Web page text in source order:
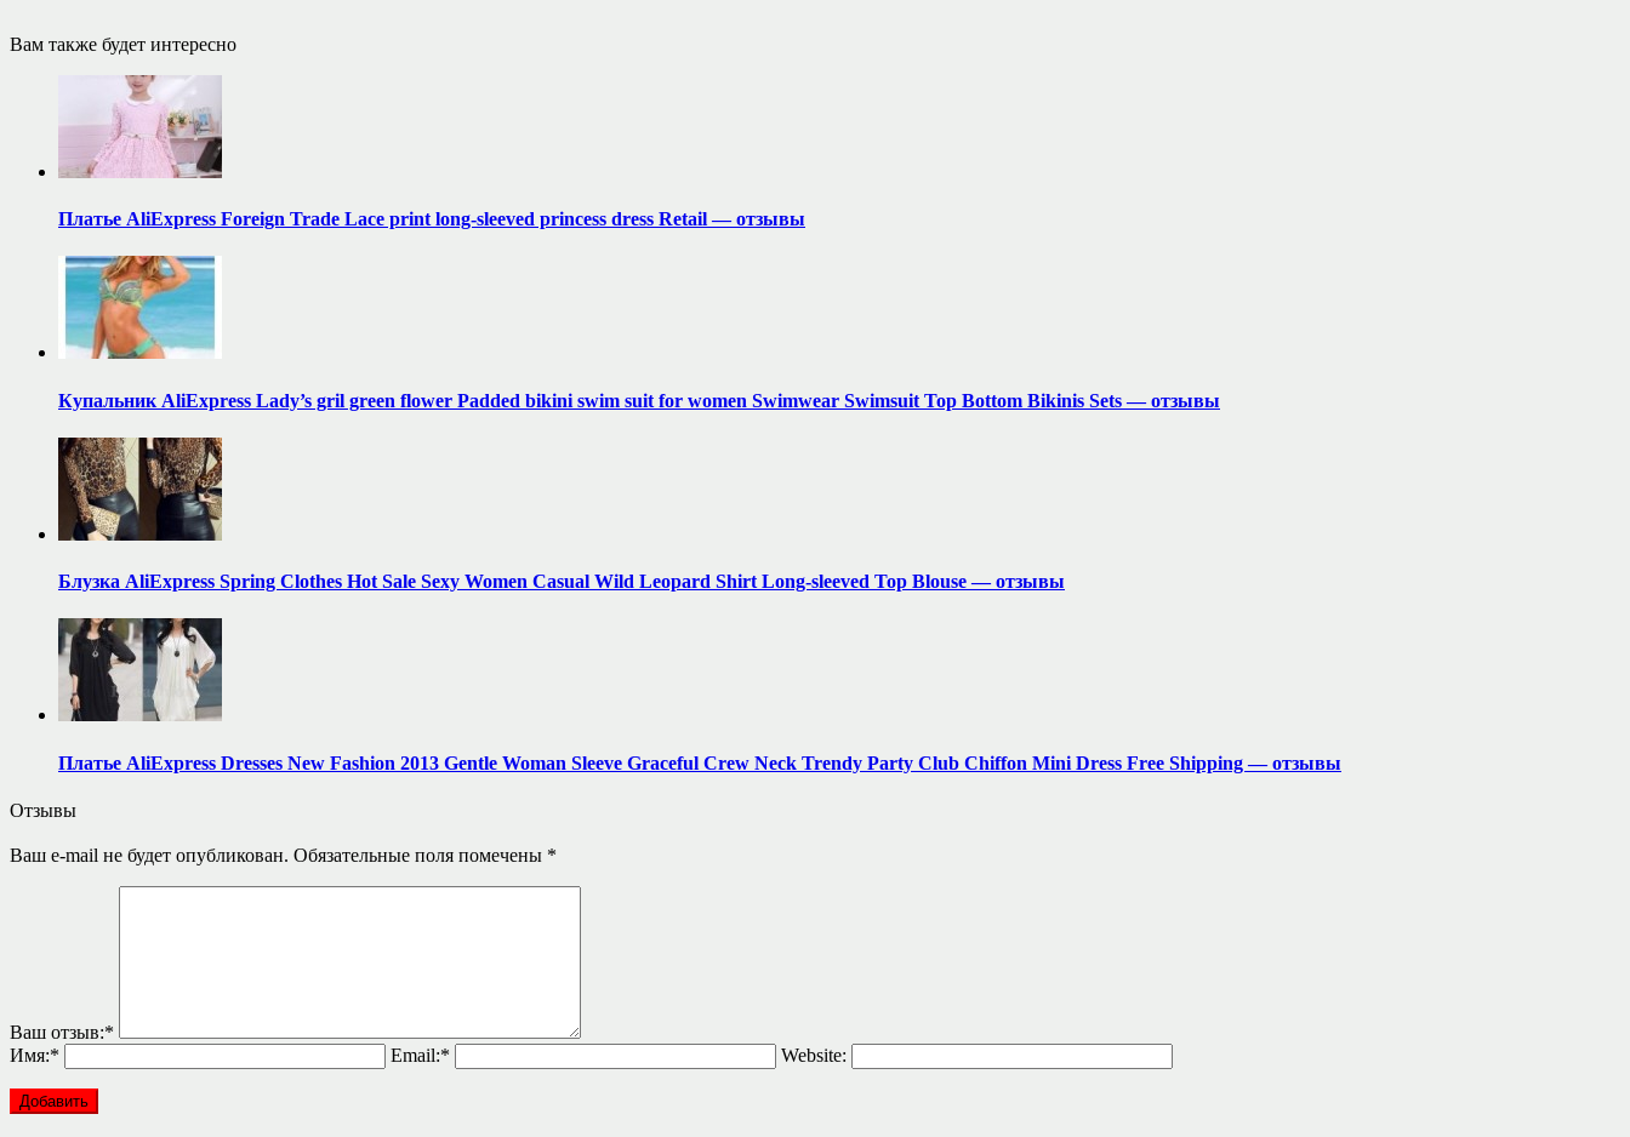
Вам также будет интересно
Платье AliExpress Foreign Trade Lace print long-sleeved princess dress Retail — отзывы
Купальник AliExpress Lady’s gril green flower Padded bikini swim suit for women Swimwear Swimsuit Top Bottom Bikinis Sets — отзывы
Блузка AliExpress Spring Clothes Hot Sale Sexy Women Casual Wild Leopard Shirt Long-sleeved Top Blouse — отзывы
Платье AliExpress Dresses New Fashion 2013 Gentle Woman Sleeve Graceful Crew Neck Trendy Party Club Chiffon Mini Dress Free Shipping — отзывы
Отзывы
Ваш e-mail не будет опубликован. Обязательные поля помечены *
Ваш отзыв:*
Имя:* Email:* Website: